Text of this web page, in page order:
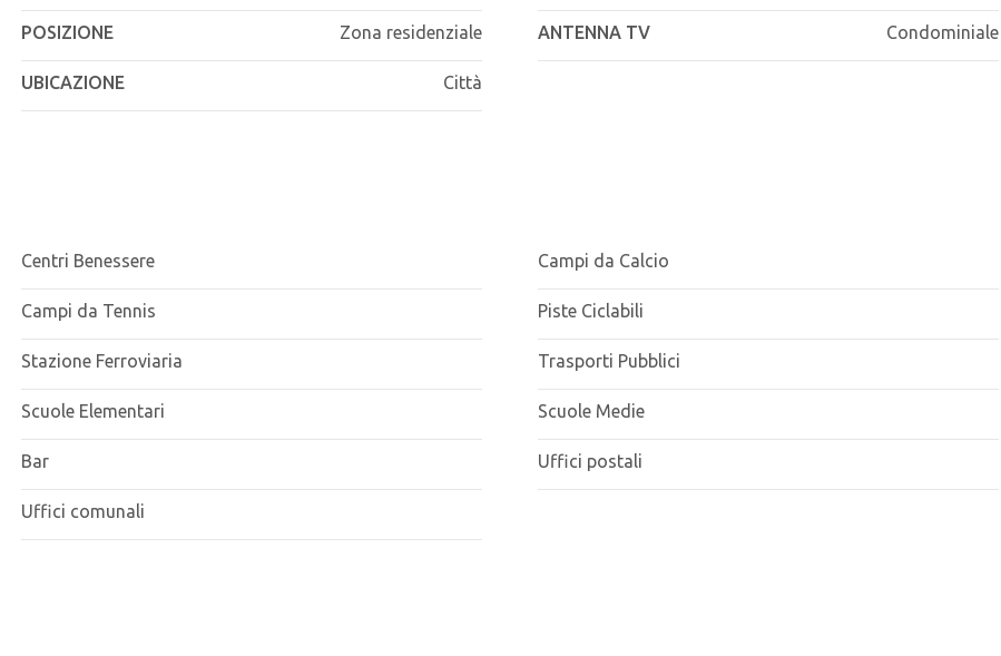
POSIZIONE Zona residenziale ANTENNA TV Condominiale
UBICAZIONE Città
Centri Benessere Campi da Calcio
Campi da Tennis Piste Ciclabili
Stazione Ferroviaria Trasporti Pubblici
Scuole Elementari Scuole Medie
Bar Uffici postali
Uffici comunali